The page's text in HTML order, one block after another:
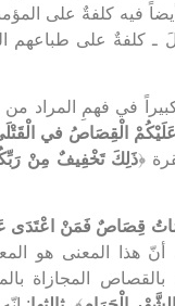
فيه كلفةٌ على
ـ كلفةٌ على طباعهم
في فهمِ المراد من
الْقِصَاصُ في
﴿ذَلِكَ تَخْفِيفٌ مِنْ
قِصَاصٌ فَمَنْ اعْتَدَى
بالقصاص المجازاة